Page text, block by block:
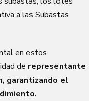
a las Subastas
en estos
de representante
garantizando el